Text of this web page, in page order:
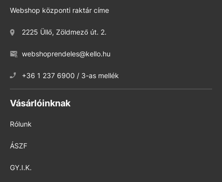
Webshop központi raktár címe
2225 Üllő, Zöldmező út. 2.
webshoprendeles@kello.hu
+36 1 237 6900 / 3-as mellék
Vásárlóinknak
Rólunk
ÁSZF
GY.I.K.